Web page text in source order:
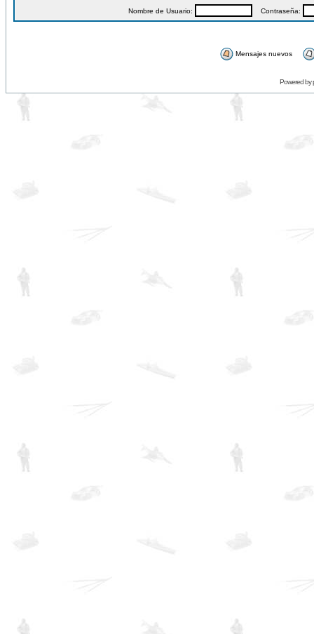
Nombre de Usuario: Contraseña:
Mensajes nuevos
Powered by